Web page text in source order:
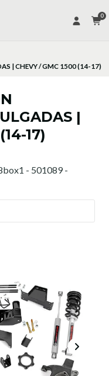
0
| CHEVY / GMC 1500 (14-17)
|
17)
- 501089 -